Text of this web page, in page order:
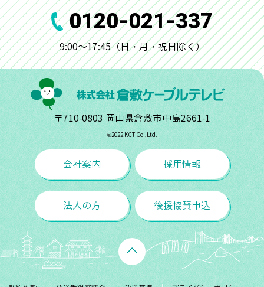
0120-021-337
9:00～17:45（日・月・祝日除く）
〒710-0803 岡山県倉敷市中島2661-1
©︎2022 KCT Co.,Ltd.
会社案内 採用情報
法人の方 後援協賛申込